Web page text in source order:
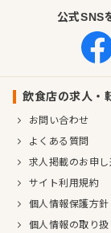
公式SNS
飲食店の求人・
お問い合わせ
よくある質問
求人掲載のお申し
サイト利用規約
個人情報保護方針
個人情報の取り